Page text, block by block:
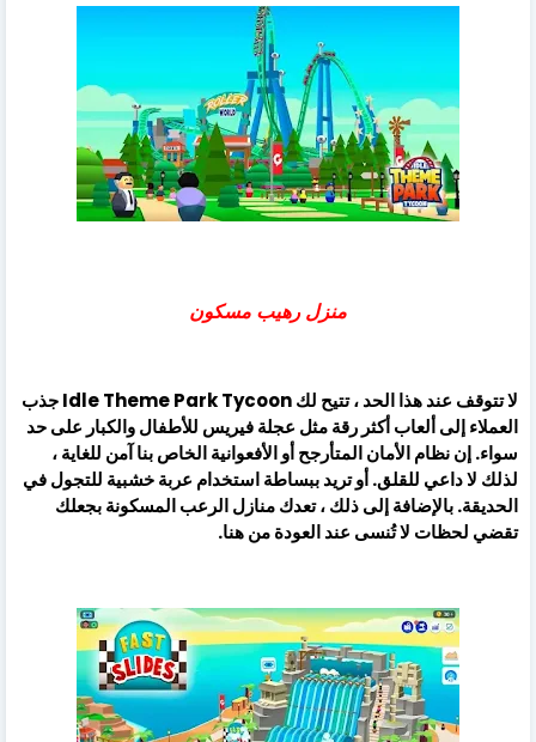
منزل رهيب مسكون
لا تتوقف عند هذا الحد ، تتيح لك Idle Theme Park Tycoon جذب
العملاء إلى ألعاب أكثر رقة مثل عجلة فيريس للأطفال والكبار على حد
سواء. إن نظام الأمان المتأرجح أو الأفعوانية الخاص بنا آمن للغاية ،
لذلك لا داعي للقلق. أو تريد ببساطة استخدام عربة خشبية للتجول في
الحديقة. بالإضافة إلى ذلك ، تعدك منازل الرعب المسكونة بجعلك
تقضي لحظات لا تُنسى عند العودة من هنا.